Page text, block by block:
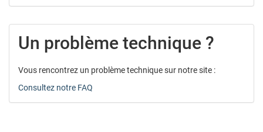
Un problème technique ?
Vous rencontrez un problème technique sur notre site :
Consultez notre FAQ